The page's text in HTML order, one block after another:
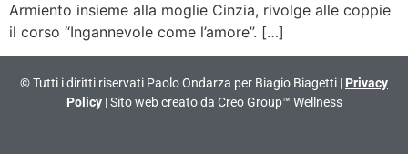
Armiento insieme alla moglie Cinzia, rivolge alle coppie
il corso “Ingannevole come l’amore”. […]
© Tutti i diritti riservati Paolo Ondarza per Biagio Biagetti | Privacy
Policy| Sito web creato da Creo Group™ Wellness